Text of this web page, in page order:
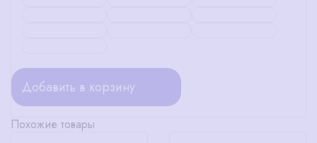
Добавить в корзину
Похожие товары